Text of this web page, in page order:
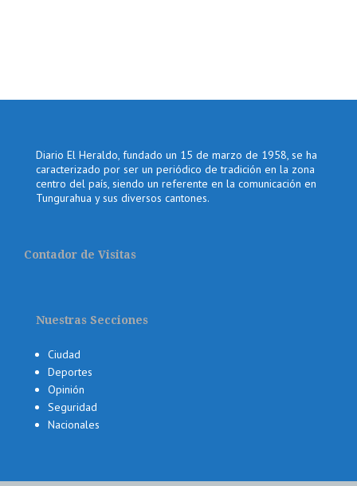
Diario El Heraldo, fundado un 15 de marzo de 1958, se ha
caracterizado por ser un periódico de tradición en la zona
centro del país, siendo un referente en la comunicación en
Tungurahua y sus diversos cantones.
Contador de Visitas
Nuestras Secciones
Ciudad
Deportes
Opinión
Seguridad
Nacionales